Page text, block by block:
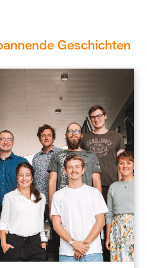
Geschichten